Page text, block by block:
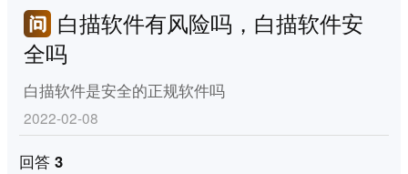
白描软件有风险吗，白描软件安
全吗
白描软件是安全的正规软件吗
2022-02-08
回答 3